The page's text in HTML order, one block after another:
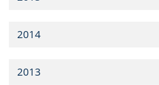
2014
2013